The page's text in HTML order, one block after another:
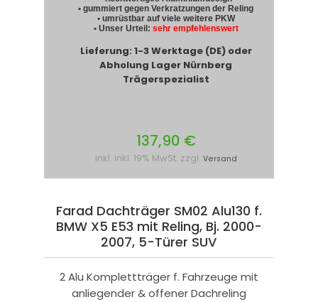
• gummiert gegen Verkratzungen der Reling
• umrüstbar auf viele weitere PKW
• Unser Urteil: sehr empfehlenswert
Lieferung: 1-3 Werktage (DE) oder
Abholung Lager Nürnberg
Trägerspezialist
137,90 €
inkl. inkl. 19% MwSt. zzgl. Versand
Farad Dachträger SM02 Alu130 f.
BMW X5 E53 mit Reling, Bj. 2000-
2007, 5-Türer SUV
2 Alu Komplettträger f. Fahrzeuge mit
anliegender & offener Dachreling